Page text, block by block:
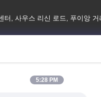
터, 사우스 리신 로드, 푸이앙 거
Qiaohe Rd, Qiaotou, Fuyong
5:28 PM